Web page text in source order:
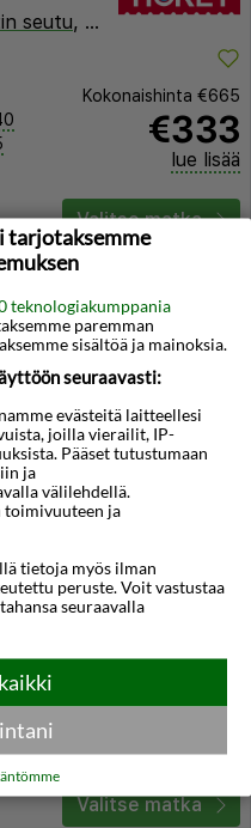
seutu, Kroatia
Kokonaishinta €665
€333
lue lisää
Valitse matka
Splitin seutu ,Kroatia
€333
Valitse matka
tarjotaksemme
teknologiakumppania
paremman
sisältöä ja mainoksia.
seuraavasti:
evästeitä laitteellesi
joilla vierailit, IP-
Pääset tutustumaan
ja
välilehdellä.
toimivuuteen ja
tietoja myös ilman
peruste. Voit vastustaa
seuraavalla